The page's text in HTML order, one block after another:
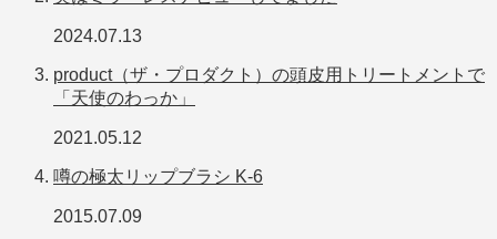
2024.07.13
product（ザ・プロダクト）の頭皮用トリートメントで
「天使のわっか」
2021.05.12
噂の極太リップブラシ K-6
2015.07.09